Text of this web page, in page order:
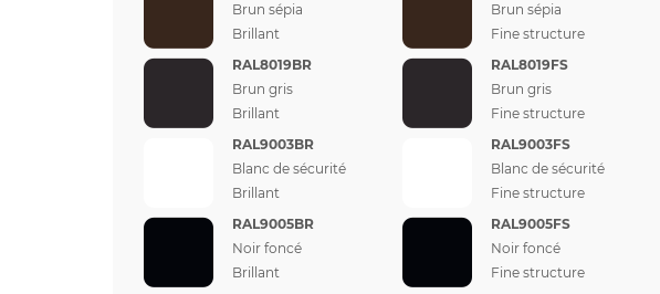
Brun sépia
Brillant
Brun sépia
Fine structure
RAL8019BR
Brun gris
Brillant
RAL8019FS
Brun gris
Fine structure
RAL9003BR
Blanc de sécurité
Brillant
RAL9003FS
Blanc de sécurité
Fine structure
RAL9005BR
Noir foncé
Brillant
RAL9005FS
Noir foncé
Fine structure